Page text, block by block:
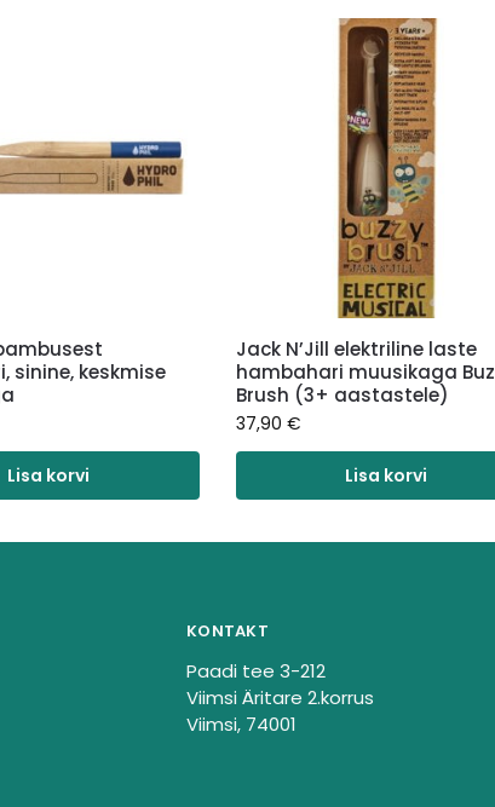
sinine, keskmise
Lisa korvi
Jack N’Jill elektriline laste
hambahari muusikaga
Brush (3+ aastastele)
37,90 €
Lisa korvi
KONTAKT
Paadi tee 3-212
Viimsi Äritare 2.korrus
Viimsi, 74001